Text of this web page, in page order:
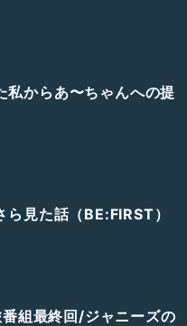
からあ〜ちゃんへの提
見た話（BE:FIRST）
組最終回/ジャニーズの